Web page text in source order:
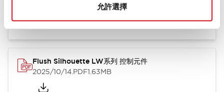
允許選擇
1.23MB
Flush Silhouette LW系列 控制元件
2025/10/14.PDF1.63MB